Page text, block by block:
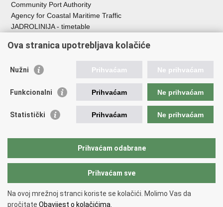
Community Port Authority
Agency for Coastal Maritime Traffic
JADROLINIJA - timetable
Croatian Motorways
Bus station Zagreb
Craotian Railways Passenger Transport
Zagreb International Airport - Franjo Tuđman
Copyright © 2026 Ministarstvo mora, prometa i infrastrukture Republike
Hrvatske.
Terms of use
Ova stranica upotrebljava kolačiće
Nužni Prihvaćam Ne prihvaćam
Funkcionalni Prihvaćam Ne prihvaćam
Statistički Prihvaćam Ne prihvaćam
Prihvaćam odabrane
Prihvaćam sve
Na ovoj mrežnoj stranci koriste se kolačići. Molimo Vas da
pročitate Obavijest o kolačićima.